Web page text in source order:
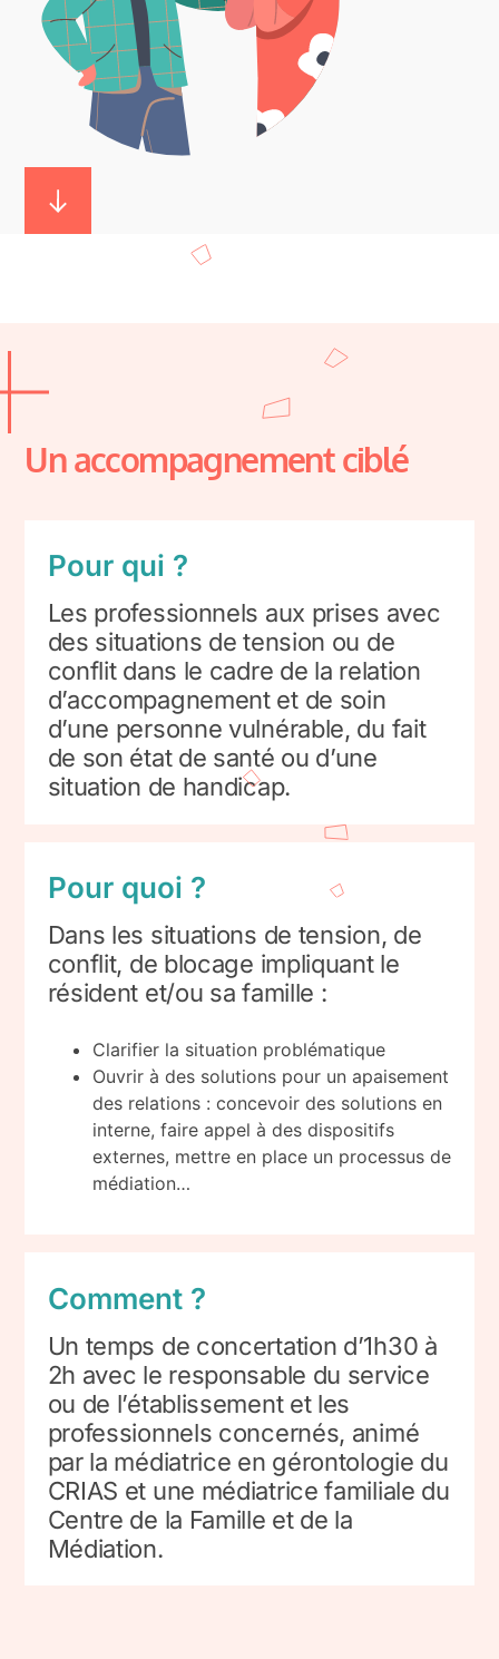
Un accompagnement ciblé
Pour qui ?
Les professionnels aux prises avec
des situations de tension ou de
conflit dans le cadre de la relation
d’accompagnement et de soin
d’une personne vulnérable, du fait
de son état de santé ou d’une
situation de handicap.
Pour quoi ?
Dans les situations de tension, de
conflit, de blocage impliquant le
résident et/ou sa famille :
Clarifier la situation problématique
Ouvrir à des solutions pour un apaisement
des relations : concevoir des solutions en
interne, faire appel à des dispositifs
externes, mettre en place un processus de
médiation…
Comment ?
Un temps de concertation d’1h30 à
2h avec le responsable du service
ou de l’établissement et les
professionnels concernés, animé
par la médiatrice en gérontologie du
CRIAS et une médiatrice familiale du
Centre de la Famille et de la
Médiation.